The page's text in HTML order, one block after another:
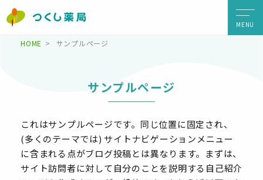
MENU
HOME サンプルページ
サンプルページ
これはサンプルページです。同じ位置に固定され、
(多くのテーマでは) サイトナビゲーションメニュー
に含まれる点がブログ投稿とは異なります。まずは、
サイト訪問者に対して自分のことを説明する自己紹介